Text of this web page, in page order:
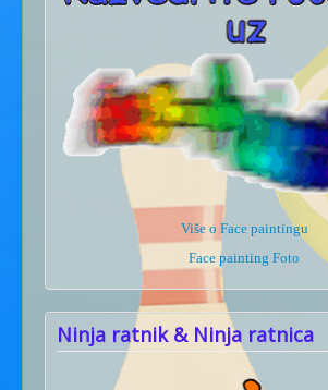
Više o Face paintingu
Face painting Foto
Ninja ratnik & Ninja ratnica